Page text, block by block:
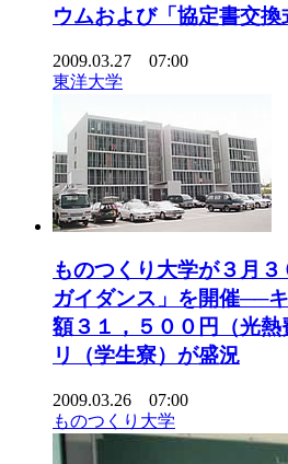
ウムおよび「協定書交
2009.03.27 07:00
東洋大学
ものつくり大学が３月
ガイダンス」を開催──
額３１，５００円（光熱
リ（学生寮）が盛況
2009.03.26 07:00
ものつくり大学